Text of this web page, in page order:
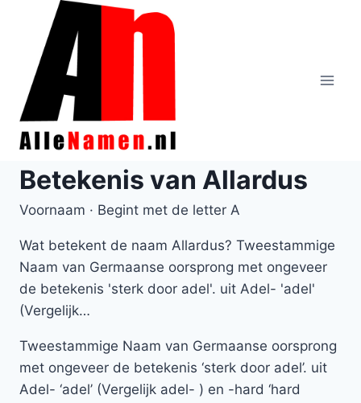
Doorgaan
inhoud
Betekenis van Allardus
Voornaam · Begint met de letter A
Wat betekent de naam Allardus? Tweestammige
Naam van Germaanse oorsprong met ongeveer
de betekenis 'sterk door adel'. uit Adel- 'adel'
(Vergelijk…
Tweestammige Naam van Germaanse oorsprong
met ongeveer de betekenis ‘sterk door adel’. uit
Adel- ‘adel’ (Vergelijk adel- ) en -hard ‘hard